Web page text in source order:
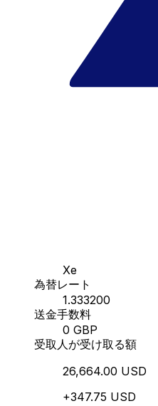
Xe
為替レート
1.333200
送金手数料
0 GBP
受取人が受け取る額
26,664.00 USD
+347.75 USD